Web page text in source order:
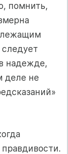
помнить,
надежде,
деле не